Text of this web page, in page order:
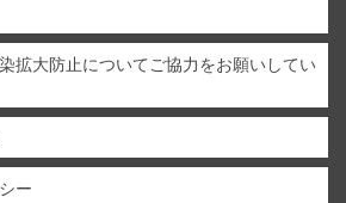
拡大防止についてご協力をお願いしてい
ー